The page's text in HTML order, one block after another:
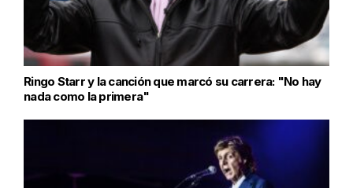
Ringo Starr y la canción que marcó su carrera: "No hay
nada como la primera"